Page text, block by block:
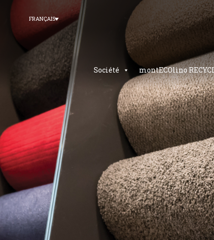
FRANÇAIS
Société montECOlino